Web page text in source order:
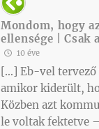
Mondom, hogy
ellensége | Csak
10 éve
[…] Eb-vel tervező
amikor kiderült,
Közben azt
le voltak fektetve